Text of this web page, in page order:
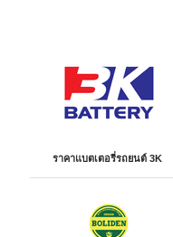
ราคาแบตเตอรี่รถยนต์ 3K